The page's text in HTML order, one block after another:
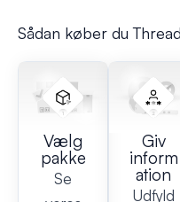
Sådan køber du
Vælg
pakke
Se
Giv
inform
ation
Udfyld